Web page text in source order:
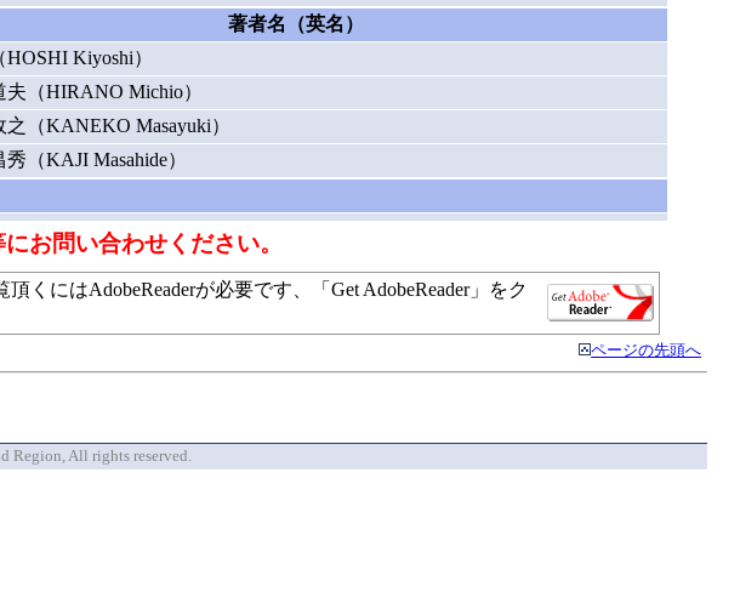
著者名（英名）
Kiyoshi）
（HIRANO Michio）
（KANEKO Masayuki）
（KAJI Masahide）
お問い合わせください。
にはAdobeReaderが必要です、「Get AdobeReader」をク
ページの先頭へ
All rights reserved.